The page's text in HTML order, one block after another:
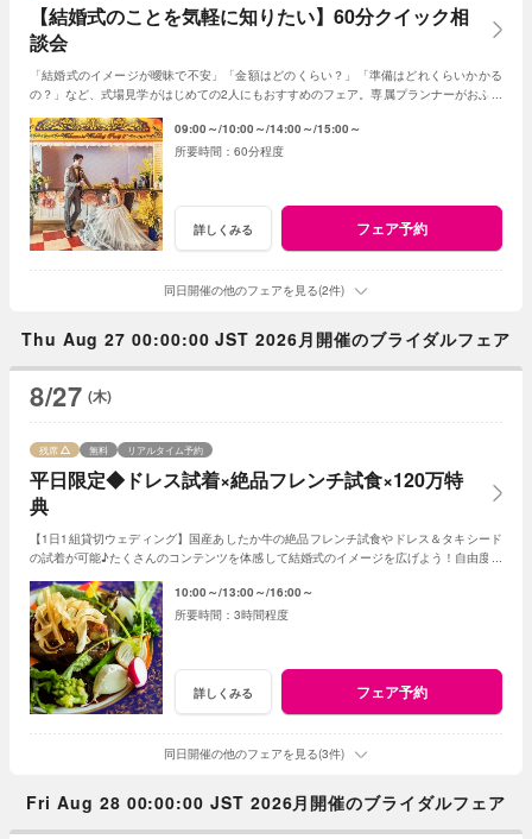
【結婚式のことを気軽に知りたい】60分クイック相
談会
「結婚式のイメージが曖昧で不安」「金額はどのくらい？」「準備はどれくらいかかる
の？」など、式場見学がはじめての2人にもおすすめのフェア。専属プランナーがおふた
09:00～ 10:00～ 14:00～ 15:00～
60分程度
詳しくみる フェア予約
同日開催の他のフェアを見る(2件)
Thu Aug 27 00:00:00 JST 2026月開催のブライダルフェア
8/27 (木)
平日限定◆ドレス試着×絶品フレンチ試食×120万特
典
残席 無料 リアルタイム予約
【1日1組貸切ウェディング】国産あしたか牛の絶品フレンチ試食やドレス＆タキシード
の試着が可能♪たくさんのコンテンツを体感して結婚式のイメージを広げよう！自由度が
10:00～ 13:00～ 16:00～
3時間程度
詳しくみる フェア予約
同日開催の他のフェアを見る(3件)
Fri Aug 28 00:00:00 JST 2026月開催のブライダルフェア